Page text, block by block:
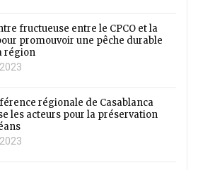
fructueuse entre le CPCO et la
promouvoir une pêche durable
région
régionale de Casablanca
les acteurs pour la préservation